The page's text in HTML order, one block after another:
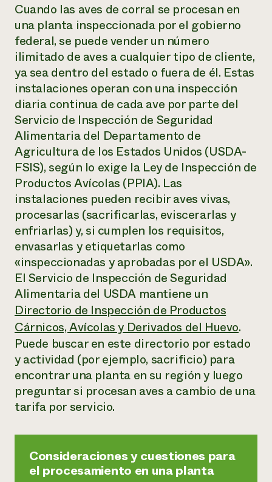
Cuando las aves de corral se procesan en
una planta inspeccionada por el gobierno
federal, se puede vender un número
ilimitado de aves a cualquier tipo de cliente,
ya sea dentro del estado o fuera de él. Estas
instalaciones operan con una inspección
diaria continua de cada ave por parte del
Servicio de Inspección de Seguridad
Alimentaria del Departamento de
Agricultura de los Estados Unidos (USDA-
FSIS), según lo exige la Ley de Inspección de
Productos Avícolas (PPIA). Las
instalaciones pueden recibir aves vivas,
procesarlas (sacrificarlas, eviscerarlas y
enfriarlas) y, si cumplen los requisitos,
envasarlas y etiquetarlas como
«inspeccionadas y aprobadas por el USDA».
El Servicio de Inspección de Seguridad
Alimentaria del USDA mantiene un
Directorio de Inspección de Productos
Cárnicos, Avícolas y Derivados del Huevo.
Puede buscar en este directorio por estado
y actividad (por ejemplo, sacrificio) para
encontrar una planta en su región y luego
preguntar si procesan aves a cambio de una
tarifa por servicio.
Consideraciones y cuestiones para
el procesamiento en una planta